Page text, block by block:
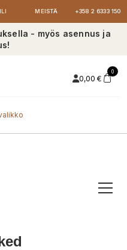
MEISTÄ +358 2 6333 150
- myös asennus ja
0,00 €
0